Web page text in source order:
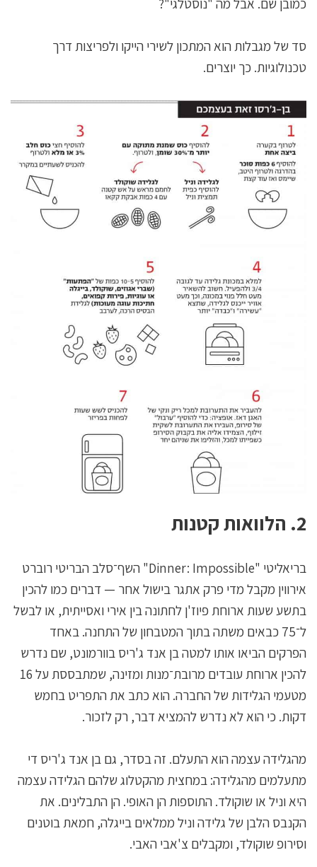
כמובן שם. אבל מה "נוסטלגי"?
סד של מגבלות הוא המתכון לשירי הייקו ולפריצות דרך
טכנולוגיות. כך יוצרים.
2. הלוואות קטנות
בריאליטי "Dinner: Impossible" השף־סלב הבריטי רוברט
אירווין מקבל מדי פרק אתגר בישול אחר — דברים כמו להכין
בתשע שעות ארוחת פיוז'ן לחתונה בין אירי ואסייתית, או לבשל
ל־75 כבאים משתה בתוך המטבחון של התחנה. באחד
הפרקים הביאו אותו למטה בן אנד ג'ריס בוורמונט, שם נדרש
להכין ארוחת עובדים מרובת־מנות ומזינה, שמתבססת על 16
מטעמי הגלידות של החברה. הוא כתב את התפריט בחמש
דקות. כי הוא לא נדרש להמציא דבר, רק לזכור.
מהגלידה עצמה הוא התעלם. זה בסדר, גם בן אנד ג'ריס די
מתעלמים מהגלידה: במחצית מהקטלוג שלהם הגלידה עצמה
היא וניל או שוקולד. התוספות הן האופי. הן התבלינים. את
הקנבס הלבן של גלידה וניל ממלאים בייגלה, חמאת בוטנים
וסירופ שוקולד, ומקבלים צ'אבי האבי.